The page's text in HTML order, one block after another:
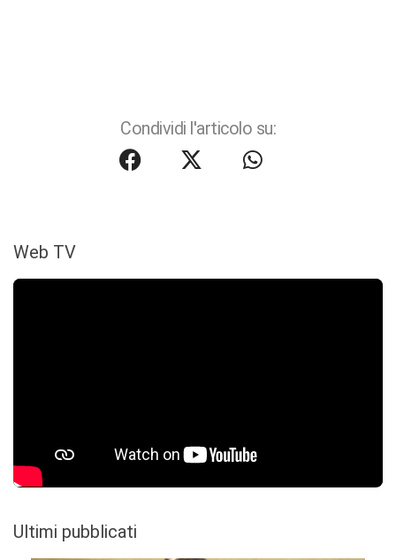
Condividi l'articolo su:
Web TV
Ultimi pubblicati